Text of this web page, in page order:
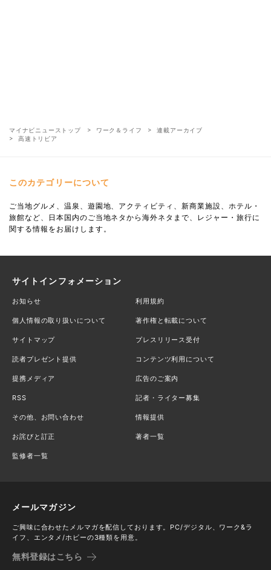
マイナビニューストップ ワーク＆ライフ
連載アーカイブ
高速トリビア
このカテゴリーについて
ご当地グルメ、温泉、遊園地、アクティビティ、新商業施設、ホテル・
旅館など、日本国内のご当地ネタから海外ネタまで、レジャー・旅行に
関する情報をお届けします。
サイトインフォメーション
お知らせ 利用規約
個人情報の取り扱いについて 著作権と転載について
サイトマップ プレスリリース受付
読者プレゼント提供 コンテンツ利用について
提携メディア 広告のご案内
RSS 記者・ライター募集
その他、お問い合わせ 情報提供
お詫びと訂正 著者一覧
監修者一覧
メールマガジン
ご興味に合わせたメルマガを配信しております。PC/デジタル、ワーク&ラ
イフ、エンタメ/ホビーの3種類を用意。
無料登録はこちら